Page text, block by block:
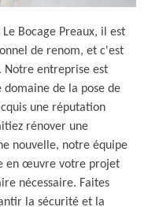
Bocage Preaux, il est
de renom, et c'est
Notre entreprise est
de la pose de
une réputation
rénover une
nouvelle, notre équipe
en œuvre votre projet
nécessaire. Faites
la sécurité et la